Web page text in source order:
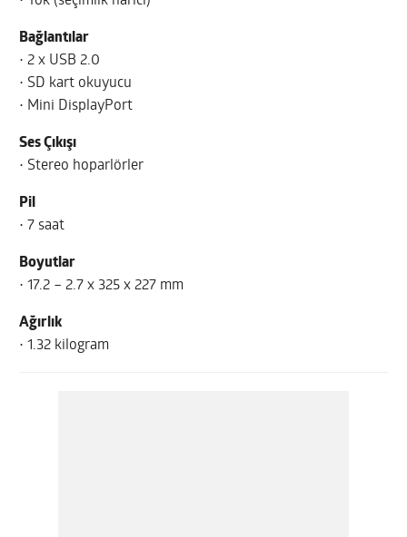
Bağlantılar
• 2 x USB 2.0
• SD kart okuyucu
• Mini DisplayPort
Ses Çıkışı
• Stereo hoparlörler
Pil
• 7 saat
Boyutlar
• 17.2 – 2.7 x 325 x 227 mm
Ağırlık
• 1.32 kilogram